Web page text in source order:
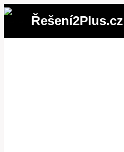
Přeskočit
obsah
Řešení2Plus.cz